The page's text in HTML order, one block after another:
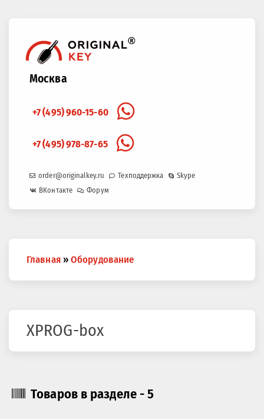
Москва
+7 (495) 960-15-60
+7 (495) 978-87-65
order@originalkey.ru Техподдержка
Skype
ВКонтакте
Форум
здесь
Главная » Оборудование
XPROG-box
Товаров в разделе - 5